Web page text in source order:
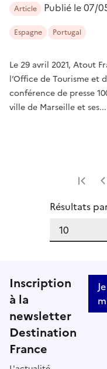
Le 29 avril 2021, Atout
l’Office de Tourisme et
conférence de presse
ville de Marseille et ses...
Article Publié le07/
Espagne Portugal
Résultats
Inscription
à la
newsletter
Destination
France
Je